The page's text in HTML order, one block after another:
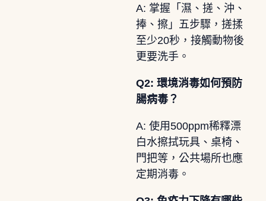
A: 掌握「濕、搓、沖、
捧、擦」五步驟，搓揉
至少20秒，接觸動物後
更要洗手。
Q2: 環境消毒如何預防
腸病毒？
A: 使用500ppm稀釋漂
白水擦拭玩具、桌椅、
門把等，公共場所也應
定期消毒。